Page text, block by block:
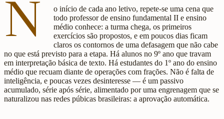
N
o início de cada ano letivo, repete-se uma cena que
todo professor de ensino fundamental II e ensino
médio conhece: a turma chega, os primeiros
exercícios são propostos, e em poucos dias ficam
claros os contornos de uma defasagem que não cabe
no que está previsto para a etapa. Há alunos no 9º ano que travam
em interpretação básica de texto. Há estudantes do 1º ano do ensino
médio que recuam diante de operações com frações. Não é falta de
inteligência, e poucas vezes desinteresse — é um passivo
acumulado, série após série, alimentado por uma engrenagem que se
naturalizou nas redes púbicas brasileiras: a aprovação automática.